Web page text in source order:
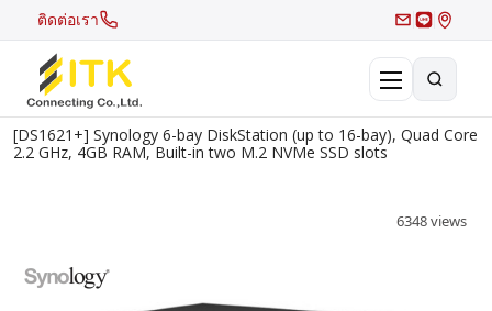
ติดต่อเรา
Search ×
Hot Search
[DS1621+] Synology 6-bay DiskStation (up to 16-bay), Quad Core
2.2 GHz, 4GB RAM, Built-in two M.2 NVMe SSD slots
6348 views